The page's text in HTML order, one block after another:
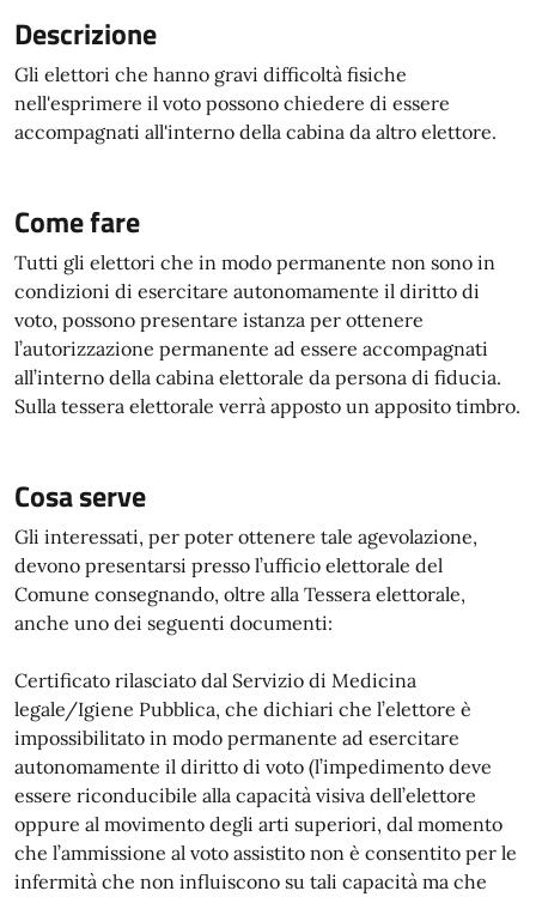
Descrizione
Gli elettori che hanno gravi difficoltà fisiche
nell'esprimere il voto possono chiedere di essere
accompagnati all'interno della cabina da altro elettore.
Come fare
Tutti gli elettori che in modo permanente non sono in
condizioni di esercitare autonomamente il diritto di
voto, possono presentare istanza per ottenere
l’autorizzazione permanente ad essere accompagnati
all’interno della cabina elettorale da persona di fiducia.
Sulla tessera elettorale verrà apposto un apposito timbro.
Cosa serve
Gli interessati, per poter ottenere tale agevolazione,
devono presentarsi presso l’ufficio elettorale del
Comune consegnando, oltre alla Tessera elettorale,
anche uno dei seguenti documenti:
Certificato rilasciato dal Servizio di Medicina
legale/Igiene Pubblica, che dichiari che l’elettore è
impossibilitato in modo permanente ad esercitare
autonomamente il diritto di voto (l’impedimento deve
essere riconducibile alla capacità visiva dell’elettore
oppure al movimento degli arti superiori, dal momento
che l’ammissione al voto assistito non è consentito per le
infermità che non influiscono su tali capacità ma che